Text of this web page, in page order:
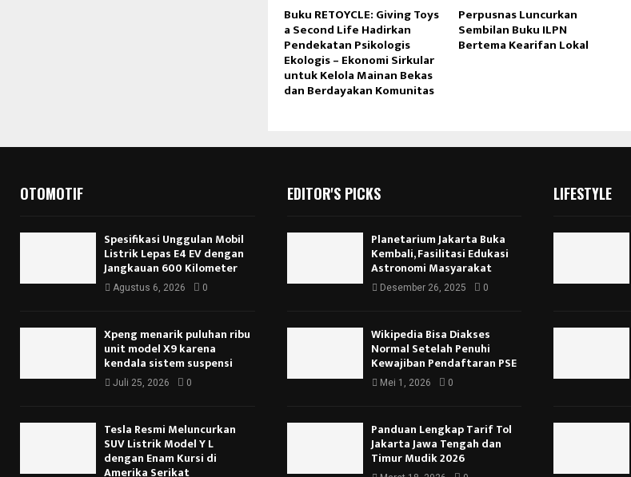
Buku RETOYCLE: Giving Toys
a Second Life Hadirkan
Pendekatan Psikologis
Ekologis – Ekonomi Sirkular
untuk Kelola Mainan Bekas
dan Berdayakan Komunitas
Perpusnas Luncurkan
Sembilan Buku ILPN
Bertema Kearifan Lokal
OTOMOTIF
Spesifikasi Unggulan Mobil
Listrik Lepas E4 EV dengan
Jangkauan 600 Kilometer
Agustus 6, 2026 0
Xpeng menarik puluhan ribu
unit model X9 karena
kendala sistem suspensi
Juli 25, 2026 0
Tesla Resmi Meluncurkan
SUV Listrik Model Y L
dengan Enam Kursi di
Amerika Serikat
EDITOR'S PICKS
Planetarium Jakarta Buka
Kembali, Fasilitasi Edukasi
Astronomi Masyarakat
Desember 26, 2025 0
Wikipedia Bisa Diakses
Normal Setelah Penuhi
Kewajiban Pendaftaran PSE
Mei 1, 2026 0
Panduan Lengkap Tarif Tol
Jakarta Jawa Tengah dan
Timur Mudik 2026
LIFESTYLE